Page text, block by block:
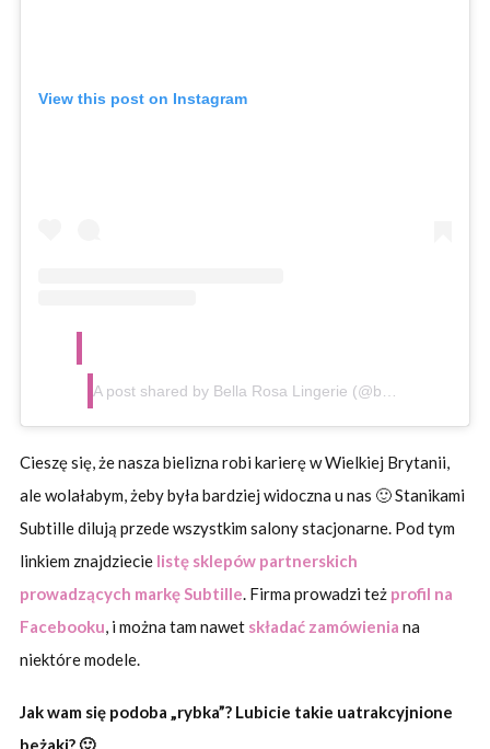
View this post on Instagram
Cieszę się, że nasza bielizna robi karierę w Wielkiej Brytanii,
ale wolałabym, żeby była bardziej widoczna u nas 🙂 Stanikami
Subtille dilują przede wszystkim salony stacjonarne. Pod tym
linkiem znajdziecie listę sklepów partnerskich
prowadzących markę Subtille. Firma prowadzi też profil na
Facebooku, i można tam nawet składać zamówienia na
niektóre modele.
Jak wam się podoba „rybka”? Lubicie takie uatrakcyjnione
beżaki? 🙂